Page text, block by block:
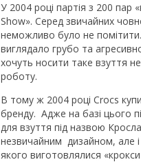
У 2004 році партія з 200 пар
Show». Серед звичайних
неможливо було не
виглядало грубо та
хочуть носити таке взуття
роботу.
В тому ж 2004 році Crocs
бренду. Адже на базі цього
для взуття під назвою
незвичайним дизайном, але і
якого виготовлялися